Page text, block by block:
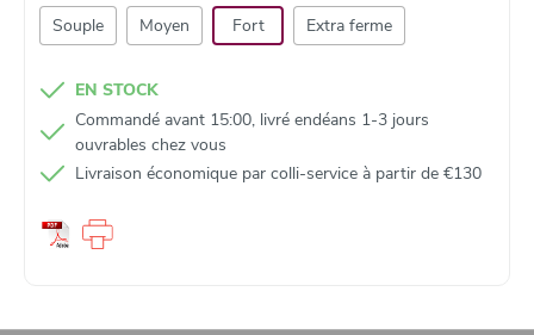
Souple
Moyen Fort Extra ferme
EN STOCK
Commandé avant 15:00, livré endéans 1-3 jours
ouvrables chez vous
Livraison économique par colli‑service à partir de €130